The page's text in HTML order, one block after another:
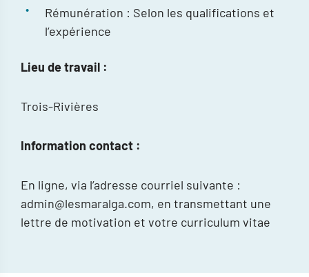
Rémunération : Selon les qualifications et
l’expérience
Lieu de travail :
Trois-Rivières
Information contact :
En ligne, via l’adresse courriel suivante :
admin@lesmaralga.com, en transmettant une
lettre de motivation et votre curriculum vitae